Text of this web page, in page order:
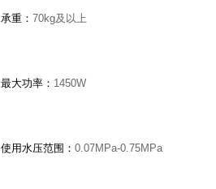
承重： 70kg及以上
最大功率： 1450W
使用水压范围： 0.07MPa-0.75MPa